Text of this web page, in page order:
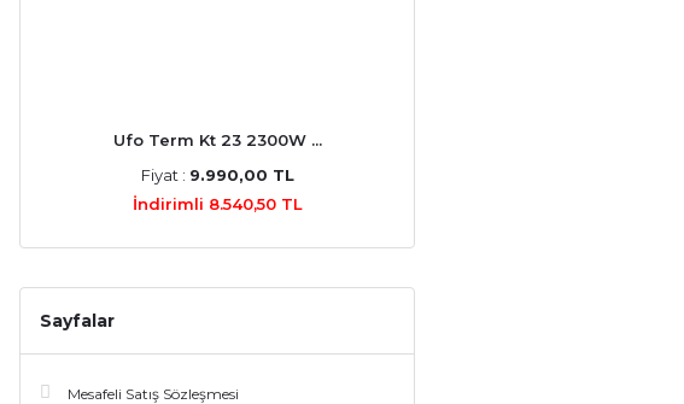
Ufo Term Kt 23 2300W ...
Fiyat : 9.990,00 TL
İndirimli 8.540,50 TL
Sayfalar
Mesafeli Satış Sözleşmesi